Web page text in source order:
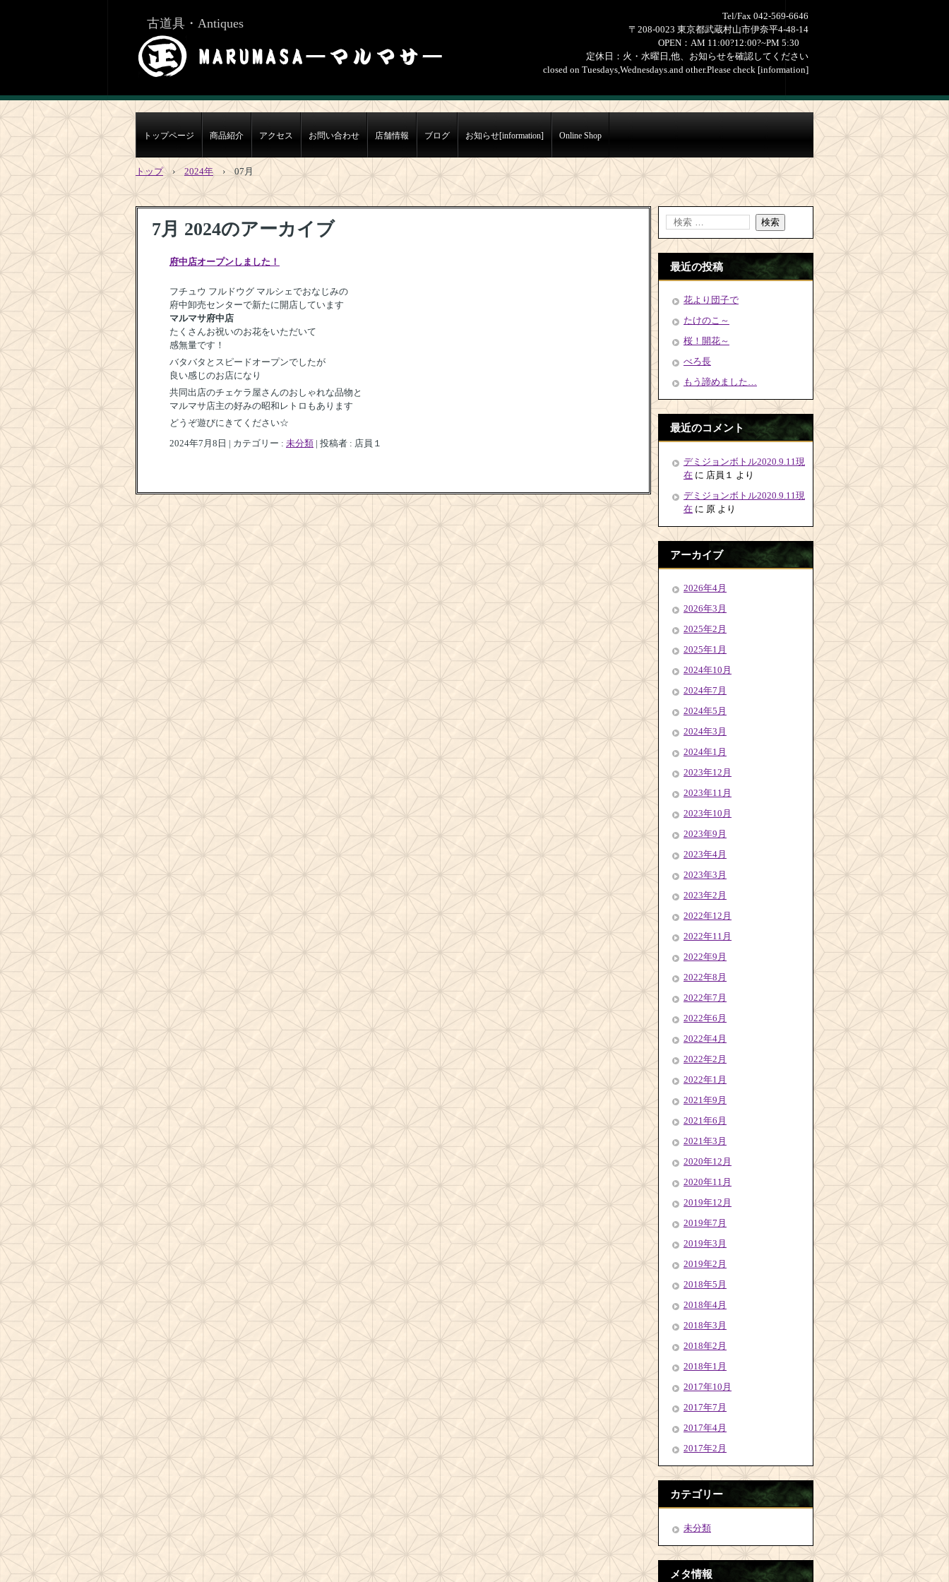
古道具・Antiques
Tel/Fax 042-569-6646
〒208-0023 東京都武蔵村山市伊奈平4-48-14
OPEN：AM 11:00?12:00?~PM 5:30
定休日：火・水曜日,他、お知らせを確認してください
closed on Tuesdays,Wednesdays.and other.Please check [information]
トップページ 商品紹介 アクセス お問い合わせ 店舗情報 ブログ お知らせ[information] Online Shop
トップ › 2024年 › 07月
7月 2024のアーカイブ
府中店オープンしました！
フチュウ フルドウグ マルシェでおなじみの
府中卸売センターで新たに開店しています
マルマサ府中店
たくさんお祝いのお花をいただいて
感無量です！
バタバタとスピードオープンでしたが
良い感じのお店になり
共同出店のチェケラ屋さんのおしゃれな品物と
マルマサ店主の好みの昭和レトロもあります
どうぞ遊びにきてください☆
2024年7月8日 | カテゴリー : 未分類 | 投稿者 : 店員１
最近の投稿
花より団子で
たけのこ～
桜！開花～
べろ長
もう諦めました…
最近のコメント
デミジョンボトル2020.9.11現
在 に 店員１
より
デミジョンボトル2020.9.11現
在 に 原 より
アーカイブ
2026年4月
2026年3月
2025年2月
2025年1月
2024年10月
2024年7月
2024年5月
2024年3月
2024年1月
2023年12月
2023年11月
2023年10月
2023年9月
2023年4月
2023年3月
2023年2月
2022年12月
2022年11月
2022年9月
2022年8月
2022年7月
2022年6月
2022年4月
2022年2月
2022年1月
2021年9月
2021年6月
2021年3月
2020年12月
2020年11月
2019年12月
2019年7月
2019年3月
2019年2月
2018年5月
2018年4月
2018年3月
2018年2月
2018年1月
2017年10月
2017年7月
2017年4月
2017年2月
カテゴリー
未分類
メタ情報